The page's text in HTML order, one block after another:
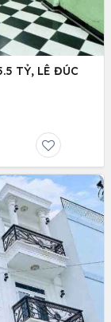
TỶ, LÊ ĐÚC